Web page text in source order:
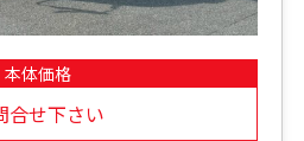
本体価格
合せ下さい